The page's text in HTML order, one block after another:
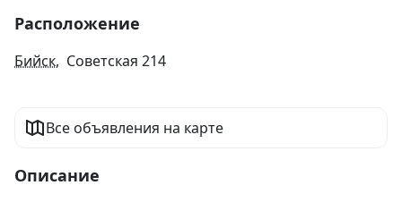
Расположение
Бийск, Советская 214
Все объявления на карте
Описание